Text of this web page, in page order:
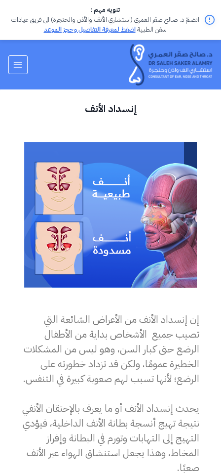
إنسداد الأنف
إن إنسداد الأنف من الأعراض الشائعة التي
تصيب جميع الأشخاص بداية من الأطفال
الرضع حتى كبار السن، وهو ليس من المشكلات
الخطيرة عمومًا، ولكن قد تزداد خطورته على
الرضع؛ لأنها تسبب لهم صعوبة كبيرة في التنفس.
يحدث إنسداد الأنف أو ما يعرف بالإحتقان الأنفي
نتيجة تهيج أنسجة بطانة الأنف الداخلية، فيؤدي
التهيج إلى التهابات وتورم في البطانة وإفراز
المخاط، وهذا يجعل استنشاق الهواء عبر الأنف
صعبًا.
تنويه مهم :
انضمّ د. صالح صقر العمري (استشاري الأنف والأذن والحنجرة) الى فريق عيادات
سفن الطبيةاضغط لمعرفة التفاصيل وحجز الموعد